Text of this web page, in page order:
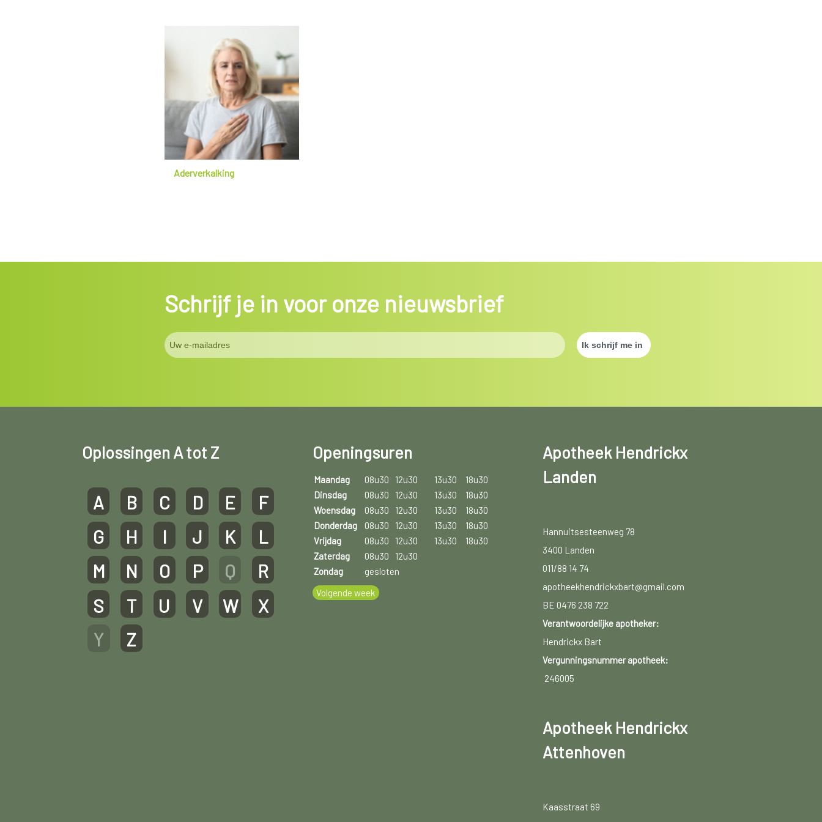
Aderverkalking
Schrijf je in voor onze nieuwsbrief
Oplossingen A tot Z
A B C D E
F
G
H I J K
L
M
N O P Q
R
S
T U V W
X
Y
Z
Openingsuren
Maandag 08u30 12u30 13u30
18u30
Dinsdag
08u30 12u30 13u30
18u30
Woensdag
08u30 12u30 13u30
18u30
Donderdag
08u30 12u30 13u30
18u30
Vrijdag
08u30 12u30 13u30
18u30
Zaterdag
08u30
12u30
Zondag
gesloten
Volgende week
Apotheek Hendrickx
Landen
Hannuitsesteenweg 78
3400 Landen
011/88 14 74
apotheekhendrickxbart@gmail.com
BE 0476 238 722
Verantwoordelijke apotheker:
Hendrickx Bart
Vergunningsnummer apotheek:
246005
Apotheek Hendrickx
Attenhoven
Kaasstraat 69